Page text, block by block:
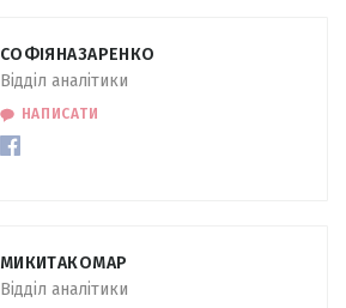
СОФІЯНАЗАРЕНКО
Відділ аналітики
НАПИСАТИ
МИКИТАКОМАР
Відділ аналітики